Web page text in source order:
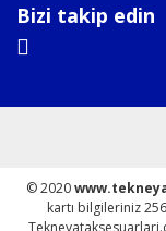
Bizi takip edin
© 2020
kartı bilgileriniz